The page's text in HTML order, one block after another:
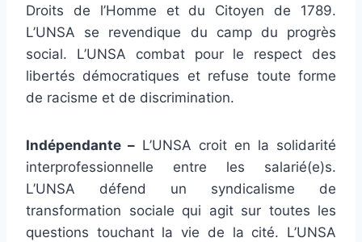
Droits de l’Homme et du Citoyen de 1789.
L’UNSA se revendique du camp du progrès
social. L’UNSA combat pour le respect des
libertés démocratiques et refuse toute forme
de racisme et de discrimination.
Indépendante – L’UNSA croit en la solidarité
interprofessionnelle entre les salarié(e)s.
L’UNSA défend un syndicalisme de
transformation sociale qui agit sur toutes les
questions touchant la vie de la cité. L’UNSA